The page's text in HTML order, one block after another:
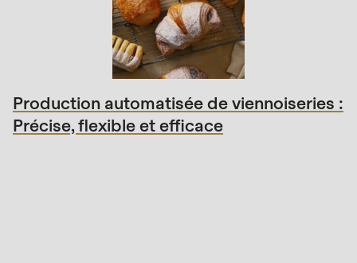
Production automatisée de viennoiseries :
Précise, flexible et efficace